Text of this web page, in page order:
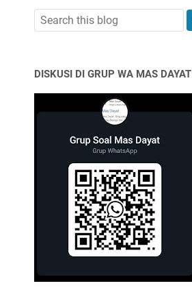
DISKUSI DI GRUP WA MAS DAYAT